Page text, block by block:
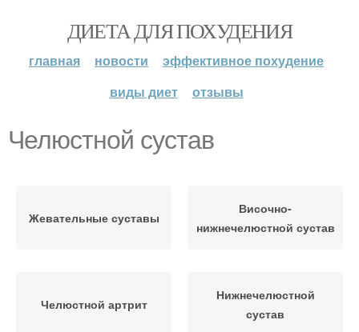
ДИЕТА ДЛЯ ПОХУДЕНИЯ
главная новости
эффективное похудение
виды диет
отзывы
Челюстной сустав
Жевательные суставы
Височно-
нижнечелюстной сустав
Челюстной артрит
Нижнечелюстной
сустав